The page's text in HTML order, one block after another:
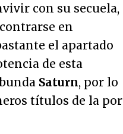
con su secuela,
en
el apartado
de esta
Saturn, por lo
títulos de la por